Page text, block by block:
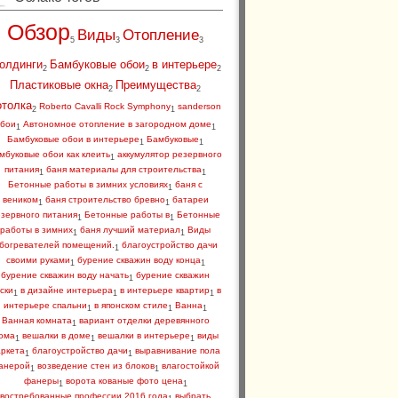
Обзор5 Виды3 Отопление3
2 Бамбуковые обои2 в интерьере2
Пластиковые окна2 Преимущества2
2 Roberto Cavalli Rock Symphony1 sanderson
1 Автономное отопление в загородном доме 1
Бамбуковые обои в интерьере 1 Бамбуковые 1
обои как клеить1 аккумулятор резервного
питания1 баня материалы для строительства 1
Бетонные работы в зимних условиях1 баня с
веником1 баня строительство бревно1 батареи
питания1 Бетонные работы в1 Бетонные
работы в зимних1 баня лучший материал1 Виды
помещений. 1 благоустройство дачи
своими руками 1 бурение скважин воду конца1
бурение скважин воду начать1 бурение скважин
1 в дизайне интерьера1 в интерьере квартир1 в
интерьере спальни 1 в японском стиле 1 Ванна 1
Ванная комната1 вариант отделки деревянного
1 вешалки в доме 1 вешалки в интерьере 1 виды
1 благоустройство дачи 1 выравнивание пола
1 возведение стен из блоков1 влагостойкой
фанеры1 ворота кованые фото цена1
востребованные профессии 2016 года выбрать